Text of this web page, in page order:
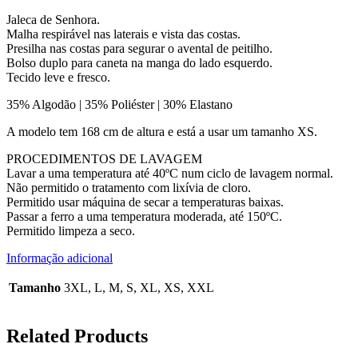
Jaleca de Senhora.
Malha respirável nas laterais e vista das costas.
Presilha nas costas para segurar o avental de peitilho.
Bolso duplo para caneta na manga do lado esquerdo.
Tecido leve e fresco.
35% Algodão | 35% Poliéster | 30% Elastano
A modelo tem 168 cm de altura e está a usar um tamanho XS.
PROCEDIMENTOS DE LAVAGEM
Lavar a uma temperatura até 40ºC num ciclo de lavagem normal.
Não permitido o tratamento com lixívia de cloro.
Permitido usar máquina de secar a temperaturas baixas.
Passar a ferro a uma temperatura moderada, até 150ºC.
Permitido limpeza a seco.
Informação adicional
Tamanho 3XL, L, M, S, XL, XS, XXL
Related Products